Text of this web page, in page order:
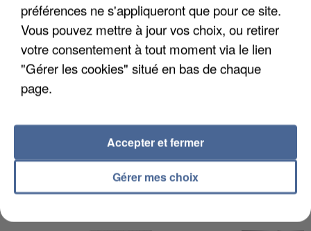
MAFIA INTERPELLÉ EN ALGÉRIE
RÉCEMMENT DIFFUSÉ
préférences ne s'appliqueront que pour ce site.
Vous pouvez mettre à jour vos choix, ou retirer
votre consentement à tout moment via le lien
"Gérer les cookies" situé en bas de chaque
page.
Gérer mes choix
Accepter et fermer